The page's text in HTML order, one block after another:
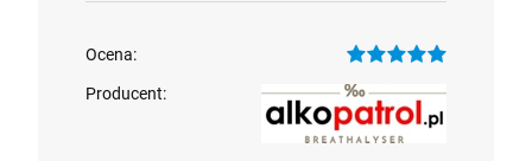
Ocena:
Producent: